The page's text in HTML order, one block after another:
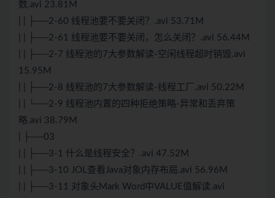
数.avi 23.81M
| | ├──2-60 线程池要不要关闭？.avi 53.71M
| | ├──2-61 线程池要不要关闭，怎么关闭？.avi 56.44M
| | ├──2-7 线程池的7大参数解读-空闲线程超时销毁.avi
15.95M
| | ├──2-8 线程池的7大参数解读-线程工厂.avi 50.22M
| | └──2-9 线程池内置的四种拒绝策略-异常和丢弃策
略.avi 38.79M
| ├──03
| | ├──3-1 什么是线程安全？.avi 47.52M
| | ├──3-10 JOL查看Java对象内存布局.avi 56.96M
| | ├──3-11 对象头Mark Word中VALUE值解读.avi